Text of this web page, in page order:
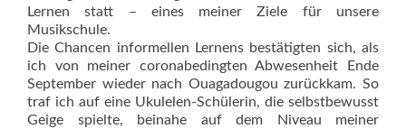
Lernen statt – eines meiner Ziele für unsere
Musikschule.
Die Chancen informellen Lernens bestätigten sich, als
ich von meiner coronabedingten Abwesenheit Ende
September wieder nach Ouagadougou zurückkam. So
traf ich auf eine Ukulelen-Schülerin, die selbstbewusst
Geige spielte, beinahe auf dem Niveau meiner